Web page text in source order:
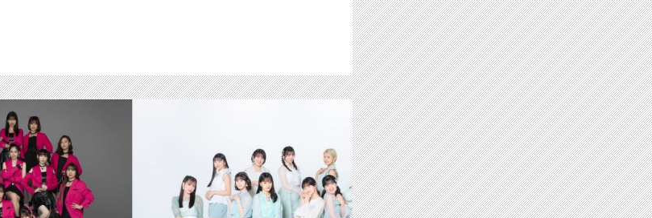
【ch1】 いよいよ28日（土）から ２週連続ジェジュンSP放送！ 11/２は最新ライブを独占生中継！ ジェジュンからコメ
【ch1】モーニング娘。’23譜久村聖 つばき